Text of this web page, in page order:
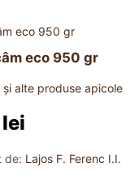
eco 950 gr
și alte produse apicole
de: Lajos F. Ferenc I.I.